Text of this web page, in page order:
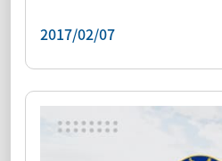
2017/02/07